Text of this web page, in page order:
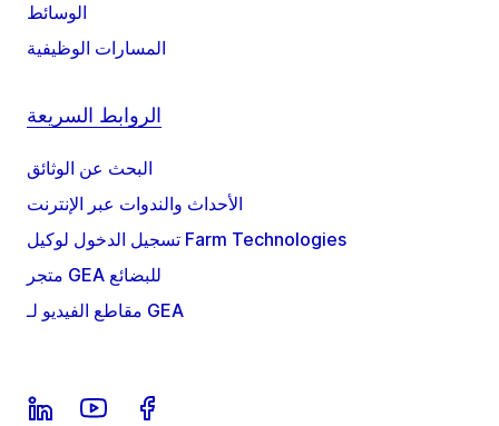
الوسائط
المسارات الوظيفية
الروابط السريعة
البحث عن الوثائق
الأحداث والندوات عبر الإنترنت
تسجيل الدخول لوكيل Farm Technologies
متجر GEA للبضائع
مقاطع الفيديو لـ GEA